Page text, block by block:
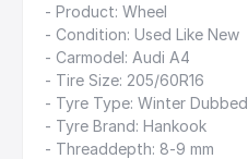
- Product: Wheel
- Condition: Used Like New
- Carmodel: Audi A4
- Tire Size: 205​/​60R16
- Tyre Type: Winter Dubbed
- Tyre Brand: Hankook
- Threaddepth: 8-9 mm